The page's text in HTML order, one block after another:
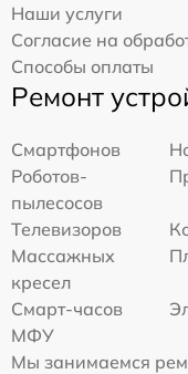
Наши услуги
Согласие на
Способы оплаты
Ремонт
Смартфонов
Роботов-
пылесосов
Телевизоров
Массажных
кресел
Смарт-часов
МФУ
Мы занимаемся